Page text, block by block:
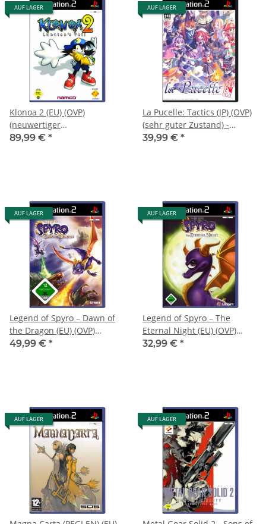
AUF LAGER
Klonoa 2 (EU) (OVP)
(neuwertiger
Sammlerzustand) -
89,99 € *
AUF LAGER
La Pucelle: Tactics (JP) (OVP)
(sehr guter Zustand) -
PlayStation 2 (PS2)
39,99 € *
AUF LAGER
Legend of Spyro – Dawn of
the Dragon (EU) (OVP)
(neuwertiger
49,99 € *
AUF LAGER
Legend of Spyro – The
Eternal Night (EU) (OVP)
(neuwertiger
32,99 € *
AUF LAGER AUF LAGER